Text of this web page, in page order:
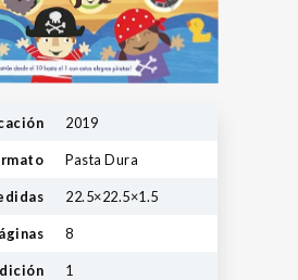
2019
Pasta Dura
22.5×22.5×1.5
8
1